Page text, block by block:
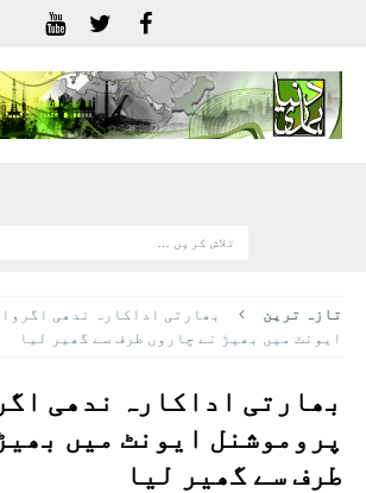
تازہ ترين
بھارتی اداکارہ ندھی
ایونٹ میں بھیڑ نے چاروں طرف سے گھیر لیا
بھارتی اداکارہ ندھی
پروموشنل ایونٹ میں
طرف سے گھیر لیا